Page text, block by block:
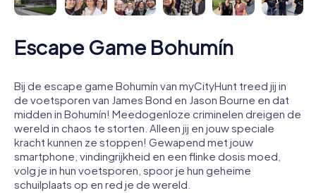
Escape Game Bohumín
Bij de escape game Bohumín van myCityHunt treed jij in
de voetsporen van James Bond en Jason Bourne en dat
midden in Bohumín! Meedogenloze criminelen dreigen de
wereld in chaos te storten. Alleen jij en jouw speciale
kracht kunnen ze stoppen! Gewapend met jouw
smartphone, vindingrijkheid en een flinke dosis moed,
volg je in hun voetsporen, spoor je hun geheime
schuilplaats op en red je de wereld.